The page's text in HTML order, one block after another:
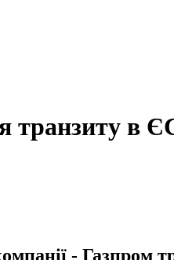
транзиту в
- Газпром